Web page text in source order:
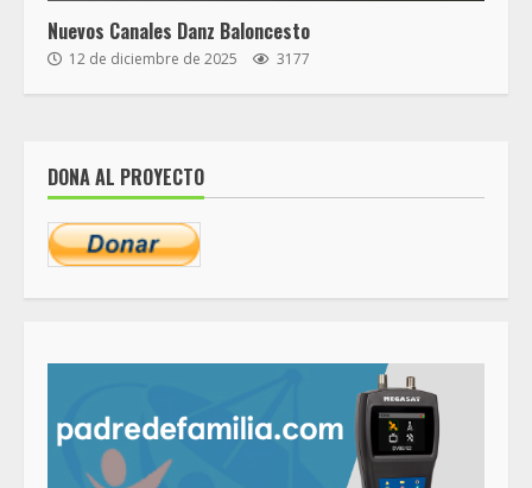
Nuevos Canales Danz Baloncesto
12 de diciembre de 2025 3177
DONA AL PROYECTO